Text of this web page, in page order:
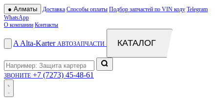
● Алматы Доставка Способы оплаты Подбор запчастей по VIN коду Telegram
WhatsApp
О компании Контакты
A Alta-Karter АВТОЗАПЧАСТИ КАТАЛОГ
ЗВОНИТЕ +7 (7273) 45-48-61